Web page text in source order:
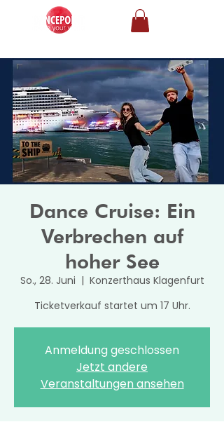
Dance Cruise: Ein
Verbrechen auf
hoher See
So., 28. Juni
  |
Konzerthaus Klagenfurt
Ticketverkauf startet um 17 Uhr.
Anmeldung geschlossen
Jetzt andere
Veranstaltungen ansehen